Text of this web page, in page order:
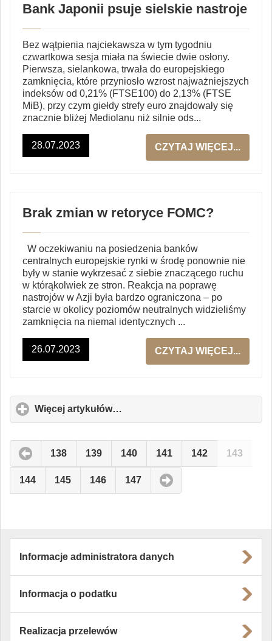
Bank Japonii psuje sielskie nastroje
Bez wątpienia najciekawsza w tym tygodniu
czwartkowa sesja miała na świecie dwie osłony.
Pierwsza, sielankowa, trwała do europejskiego
zamknięcia, które przyniosło wzrost najważniejszych
indeksów od 0,21% (FTSE100) do 2,13% (FTSE
MiB), przy czym giełdy strefy euro znajdowały się
znacznie bliżej Mediolanu niż silnie ods...
28.07.2023 CZYTAJ WIĘCEJ...
Brak zmian w retoryce FOMC?
W oczekiwaniu na posiedzenia banków
centralnych europejskie rynki w środę ponownie nie
były w stanie wykrzesać z siebie znaczącego ruchu
w którąkolwiek ze stron. Reakcja na poprawę
nastrojów w Azji była bardzo ograniczona – po
starcie w okolicy poziomów neutralnych widzieliśmy
zamknięcia na niemal identycznych ...
26.07.2023 CZYTAJ WIĘCEJ...
Więcej artykułów…
to
138 139 140 141 142 143
144 145 146 147
Informacje administratora danych
Informacja o podatku
Realizacja przelewów